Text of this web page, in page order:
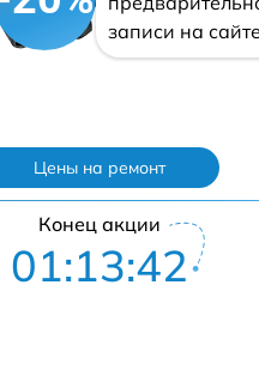
записи на сайте
Цены на ремонт
Конец акции
01:13:41